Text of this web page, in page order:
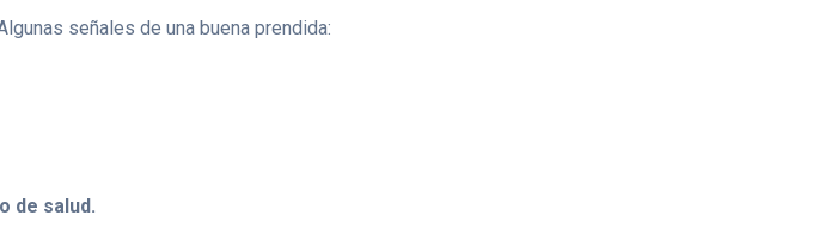
señales de una buena prendida:
de salud.